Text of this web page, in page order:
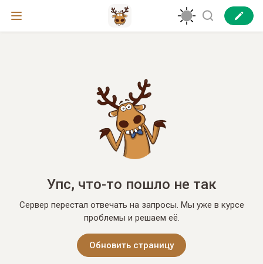
Упс, что-то пошло не так
Сервер перестал отвечать на запросы. Мы уже в курсе
проблемы и решаем её.
Обновить страницу